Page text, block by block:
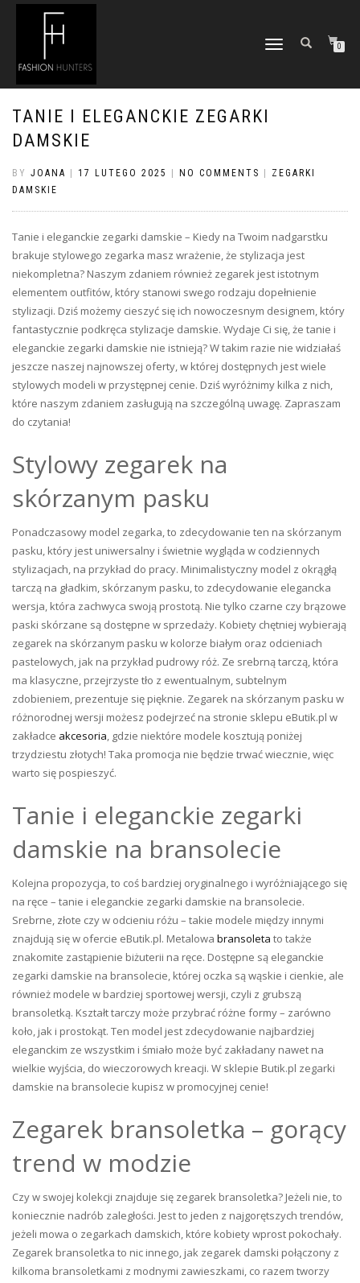
TOGGLE
0
TANIE I ELEGANCKIE ZEGARKI
DAMSKIE
BY JOANA 17 LUTEGO 2025 NO COMMENTS
ZEGARKI
DAMSKIE
Tanie i eleganckie zegarki damskie – Kiedy na Twoim nadgarstku
brakuje stylowego zegarka masz wrażenie, że stylizacja jest
niekompletna? Naszym zdaniem również zegarek jest istotnym
elementem outfitów, który stanowi swego rodzaju dopełnienie
stylizacji. Dziś możemy cieszyć się ich nowoczesnym designem, który
fantastycznie podkręca stylizacje damskie. Wydaje Ci się, że tanie i
eleganckie zegarki damskie nie istnieją? W takim razie nie widziałaś
jeszcze naszej najnowszej oferty, w której dostępnych jest wiele
stylowych modeli w przystępnej cenie. Dziś wyróżnimy kilka z nich,
które naszym zdaniem zasługują na szczególną uwagę. Zapraszam
do czytania!
Stylowy zegarek na
skórzanym pasku
Ponadczasowy model zegarka, to zdecydowanie ten na skórzanym
pasku, który jest uniwersalny i świetnie wygląda w codziennych
stylizacjach, na przykład do pracy. Minimalistyczny model z okrągłą
tarczą na gładkim, skórzanym pasku, to zdecydowanie elegancka
wersja, która zachwyca swoją prostotą. Nie tylko czarne czy brązowe
paski skórzane są dostępne w sprzedaży. Kobiety chętniej wybierają
zegarek na skórzanym pasku w kolorze białym oraz odcieniach
pastelowych, jak na przykład pudrowy róż. Ze srebrną tarczą, która
ma klasyczne, przejrzyste tło z ewentualnym, subtelnym
zdobieniem, prezentuje się pięknie. Zegarek na skórzanym pasku w
różnorodnej wersji możesz podejrzeć na stronie sklepu eButik.pl w
zakładce akcesoria, gdzie niektóre modele kosztują poniżej
trzydziestu złotych! Taka promocja nie będzie trwać wiecznie, więc
warto się pospieszyć.
Tanie i eleganckie zegarki
damskie na bransolecie
Kolejna propozycja, to coś bardziej oryginalnego i wyróżniającego się
na ręce – tanie i eleganckie zegarki damskie na bransolecie.
Srebrne, złote czy w odcieniu różu – takie modele między innymi
znajdują się w ofercie eButik.pl. Metalowa bransoleta to także
znakomite zastąpienie biżuterii na ręce. Dostępne są eleganckie
zegarki damskie na bransolecie, której oczka są wąskie i cienkie, ale
również modele w bardziej sportowej wersji, czyli z grubszą
bransoletką. Kształt tarczy może przybrać różne formy – zarówno
koło, jak i prostokąt. Ten model jest zdecydowanie najbardziej
eleganckim ze wszystkim i śmiało może być zakładany nawet na
wielkie wyjścia, do wieczorowych kreacji. W sklepie Butik.pl zegarki
damskie na bransolecie kupisz w promocyjnej cenie!
Zegarek bransoletka – gorący
trend w modzie
Czy w swojej kolekcji znajduje się zegarek bransoletka? Jeżeli nie, to
koniecznie nadrób zaległości. Jest to jeden z najgorętszych trendów,
jeżeli mowa o zegarkach damskich, które kobiety wprost pokochały.
Zegarek bransoletka to nic innego, jak zegarek damski połączony z
kilkoma bransoletkami z modnymi zawieszkami, co razem tworzy